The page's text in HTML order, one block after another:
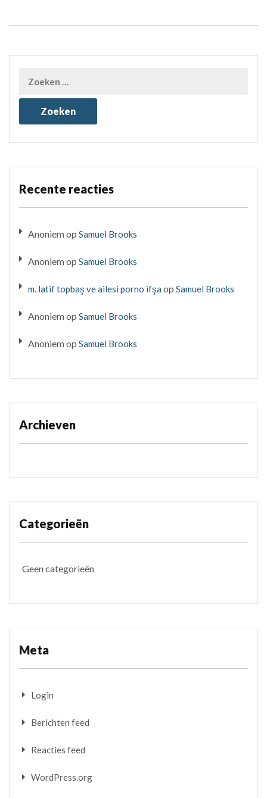
Recente reacties
Anoniemop Samuel Brooks
Anoniemop Samuel Brooks
m. latif topbaş ve ailesi porno ifşa op Samuel Brooks
Anoniemop Samuel Brooks
Anoniemop Samuel Brooks
Archieven
Categorieën
Geen categorieën
Meta
Login
Berichten feed
Reacties feed
WordPress.org